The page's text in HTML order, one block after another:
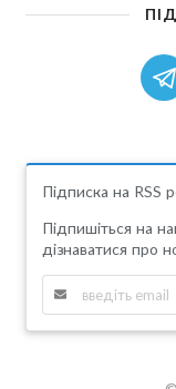
Підписка на RSS
Підпишіться на
дізнаватися про